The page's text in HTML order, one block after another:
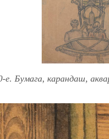
Бумага, карандаш,